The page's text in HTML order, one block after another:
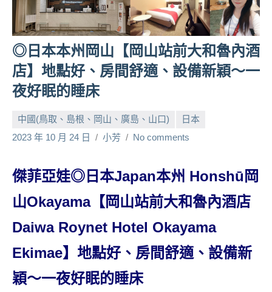
題
旅
遊、
達
人
帶
路、
節
來
賓、
News
探
節
目
班
◎日本本州岡山【岡山站前大和魯內酒
店】地點好、房間舒適、設備新穎～一
夜好眠的睡床
中國(鳥取、島根、岡山、廣島、山口)
日本
2023 年 10 月 24 日
小芳 No comments
傑菲亞娃◎日本Japan本州 Honshū岡
山Okayama【岡山站前大和魯內酒店
Daiwa Roynet Hotel Okayama
Ekimae】地點好、房間舒適、設備新
穎～一夜好眠的睡床